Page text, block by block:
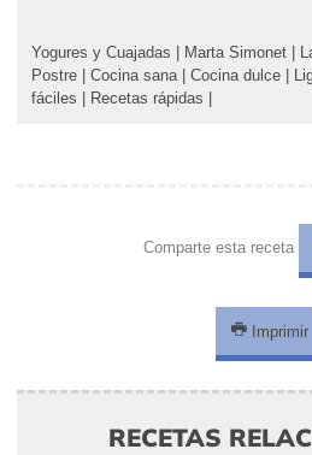
Yogures y Cuajadas Marta Simonet
Postre
Cocina sana| Cocina dulce
fáciles
Recetas rápidas
Comparte esta receta
Imprimir
RECETAS